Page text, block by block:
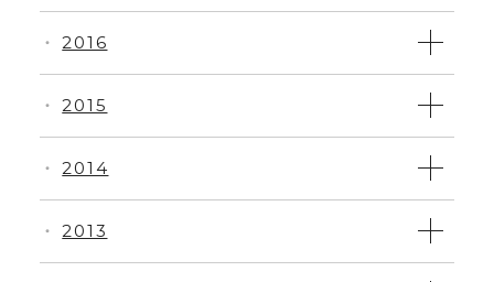
・ 2013
・ 2014
・ 2015
・ 2016